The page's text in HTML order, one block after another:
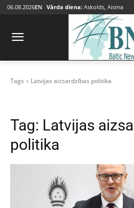
06.08.2026EN Vārda diena: Askolds, Aisma
Tags Latvijas aizsardzības politika
Tag: Latvijas
politika